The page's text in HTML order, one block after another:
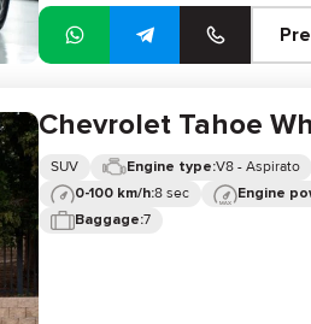
Chevrolet Tahoe
SUV Engine type:V8 - Aspirato
0-100 km/h:8 sec Engine
Baggage:7